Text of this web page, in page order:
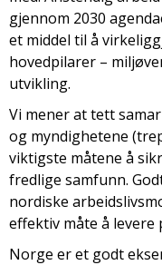
gjennom 2030
et middel til å
hovedpilarer –
utvikling.
Vi mener at tett
og myndighetene
viktigste måtene å
fredlige samfunn.
nordiske
effektiv måte å levere
Norge er et godt